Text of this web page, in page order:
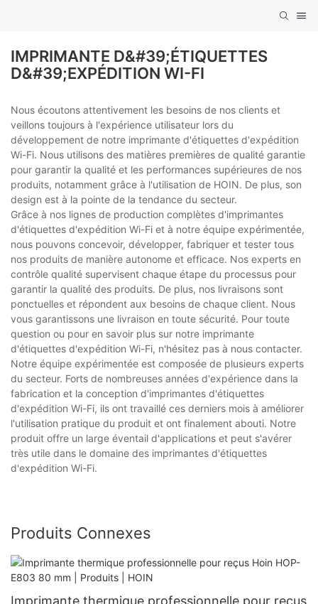
IMPRIMANTE D&#39;ÉTIQUETTES
D&#39;EXPÉDITION WI-FI
Nous écoutons attentivement les besoins de nos clients et
veillons toujours à l'expérience utilisateur lors du
développement de notre imprimante d'étiquettes d'expédition
Wi-Fi. Nous utilisons des matières premières de qualité garantie
pour garantir la qualité et les performances supérieures de nos
produits, notamment grâce à l'utilisation de HOIN. De plus, son
design est à la pointe de la tendance du secteur.
Grâce à nos lignes de production complètes d'imprimantes
d'étiquettes d'expédition Wi-Fi et à notre équipe expérimentée,
nous pouvons concevoir, développer, fabriquer et tester tous
nos produits de manière autonome et efficace. Nos experts en
contrôle qualité supervisent chaque étape du processus pour
garantir la qualité des produits. De plus, nos livraisons sont
ponctuelles et répondent aux besoins de chaque client. Nous
vous garantissons une livraison en toute sécurité. Pour toute
question ou pour en savoir plus sur notre imprimante
d'étiquettes d'expédition Wi-Fi, n'hésitez pas à nous contacter.
Notre équipe expérimentée est composée de plusieurs experts
du secteur. Forts de nombreuses années d'expérience dans la
fabrication et la conception d'imprimantes d'étiquettes
d'expédition Wi-Fi, ils ont travaillé ces derniers mois à améliorer
l'utilisation pratique du produit et ont finalement abouti. Notre
produit offre un large éventail d'applications et peut s'avérer
très utile dans le domaine des imprimantes d'étiquettes
d'expédition Wi-Fi.
Produits Connexes
Imprimante thermique professionnelle pour reçus